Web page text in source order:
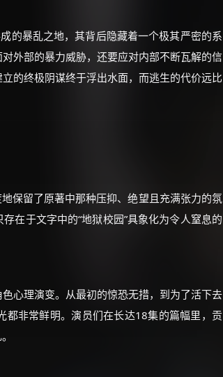
的暴乱之地，其背后隐藏着一个极其严密的系
外部的暴力威胁，还要应对内部不断瓦解的信
的终极阴谋终于浮出水面，而逃生的代价远比
保留了原著中那种压抑、绝望且充满张力的氛
在于文字中的“地狱校园”具象化为令人窒息的
心理演变。从最初的惊恐无措，到为了活下去
非常鲜明。演员们在长达18集的篇幅里，贡
☕
朋友们辛苦了 💦
你需要的各种会员，都可低价购买！